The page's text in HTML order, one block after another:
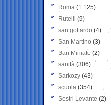
Roma (1.125)
Rutelli (9)
san gottardo (4)
San Martino (3)
San Miniato (2)
sanità (306)
Sarkozy (43)
scuola (354)
Sestri Levante (2)